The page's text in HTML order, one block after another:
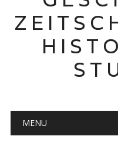
Hauptmenü
MENU